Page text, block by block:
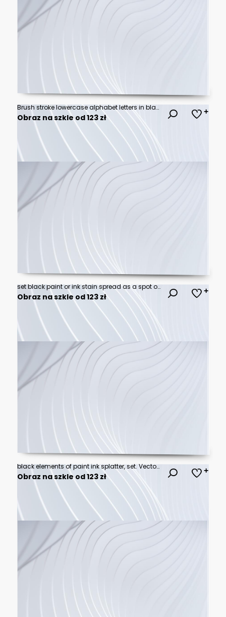
Brush stroke lowercase alphabet letters in black ink on transparent background
Obraz na szkle od 123 zł
set black paint or ink stain spread as a spot or splash on a clean background
Obraz na szkle od 123 zł
black elements of paint ink splatter, set. Vector illustration
Obraz na szkle od 123 zł